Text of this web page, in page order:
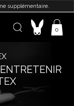
supplémentaire.
0